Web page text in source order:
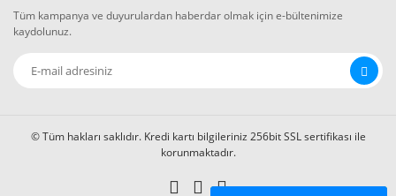
Tüm kampanya ve duyurulardan haberdar olmak için e-bültenimize
kaydolunuz.
© Tüm hakları saklıdır. Kredi kartı bilgileriniz 256bit SSL sertifikası ile
korunmaktadır.